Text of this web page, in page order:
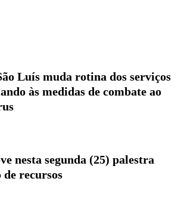
Luís muda rotina dos serviços
às medidas de combate ao
nesta segunda (25) palestra
de recursos